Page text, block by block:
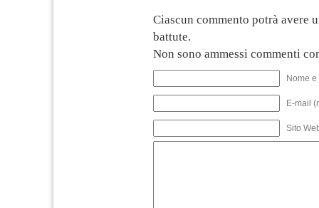
Ciascun commento potrà avere
battute.
Non sono ammessi commenti
Nome
E-mail
Sito